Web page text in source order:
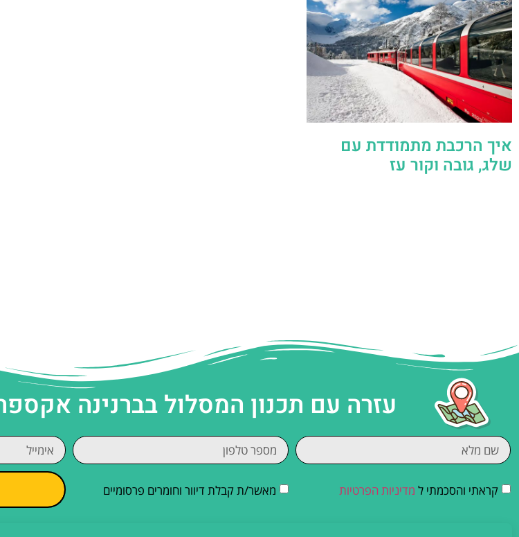
איך הרכבת מתמודדת עם
שלג, גובה וקור עז
עזרה עם תכנון המסלול בברנינה
קראתי והסכמתי ל מדיניות הפרטיות מאשר/ת קבלת דיוור וחומרים פרסומיים